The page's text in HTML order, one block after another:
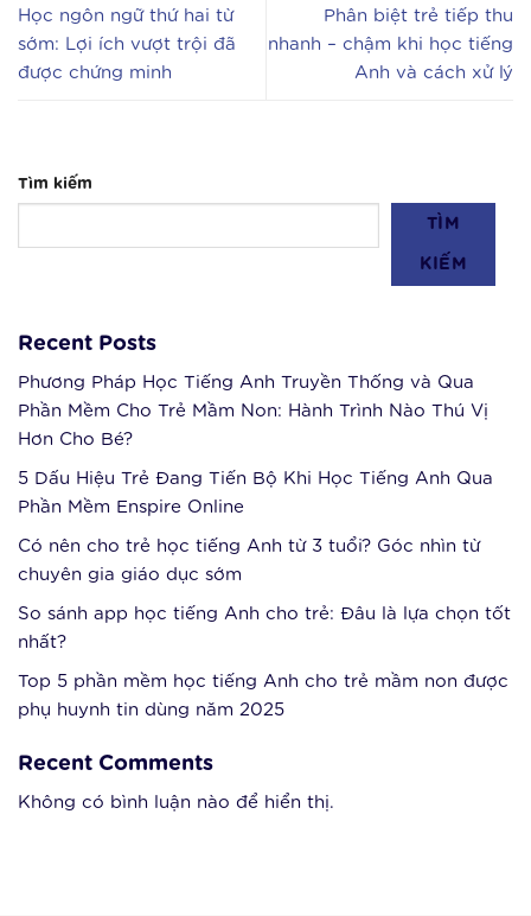
Học ngôn ngữ thứ hai từ
sớm: Lợi ích vượt trội đã
được chứng minh
Phân biệt trẻ tiếp thu
nhanh – chậm khi học tiếng
Anh và cách xử lý
Tìm kiếm
TÌM
KIẾM
Recent Posts
Phương Pháp Học Tiếng Anh Truyền Thống và Qua
Phần Mềm Cho Trẻ Mầm Non: Hành Trình Nào Thú Vị
Hơn Cho Bé?
5 Dấu Hiệu Trẻ Đang Tiến Bộ Khi Học Tiếng Anh Qua
Phần Mềm Enspire Online
Có nên cho trẻ học tiếng Anh từ 3 tuổi? Góc nhìn từ
chuyên gia giáo dục sớm
So sánh app học tiếng Anh cho trẻ: Đâu là lựa chọn tốt
nhất?
Top 5 phần mềm học tiếng Anh cho trẻ mầm non được
phụ huynh tin dùng năm 2025
Recent Comments
Không có bình luận nào để hiển thị.